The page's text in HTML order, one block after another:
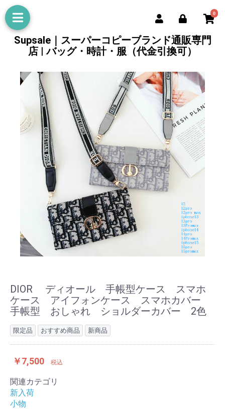
0
Supsale｜スーパーコピーブランド通販専門
店 | バッグ・時計・服（代金引換可）
DIOR ディオール 手帳型ケース スマホ
ケース アイフォンケース スマホカバー
手帳型 おしゃれ ショルダーカバー 2色
限定品 おすすめ商品 新商品
￥7,500 税込
関連カテゴリ
新入荷
小物